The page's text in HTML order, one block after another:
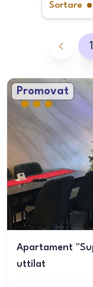
Sortare
1
Promovat
Apartament
uttilat